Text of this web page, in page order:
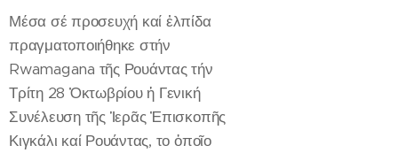
Μέσα σέ προσευχή καί ἐλπίδα
πραγματοποιήθηκε στήν
Rwamagana τῆς Ρουάντας τήν
Τρίτη 28 Ὀκτωβρίου ἡ Γενική
Συνέλευση τῆς Ἱερᾶς Ἐπισκοπῆς
Κιγκάλι καί Ρουάντας, το ὁποῖο